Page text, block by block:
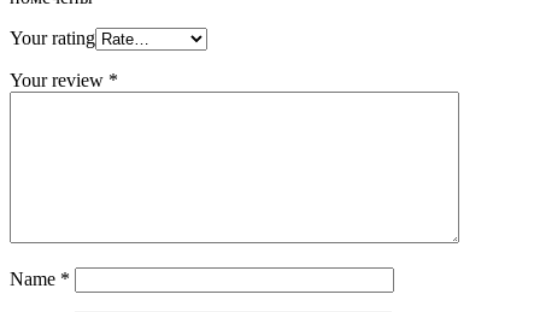
Your rating
Your review *
Name *